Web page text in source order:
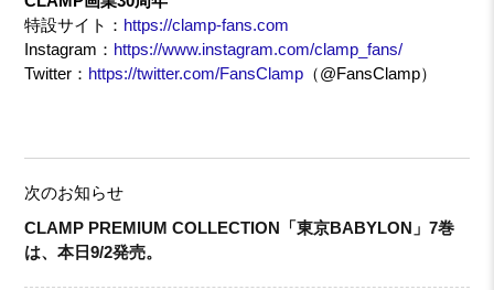
特設サイト： https://clamp-fans.com
Instagram： https://www.instagram.com/clamp_fans/
Twitter： https://twitter.com/FansClamp （@FansClamp）
次のお知らせ
CLAMP PREMIUM COLLECTION「東京BABYLON」7巻
は、本日9/2発売。